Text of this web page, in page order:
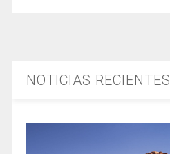
NOTICIAS RECIENTES